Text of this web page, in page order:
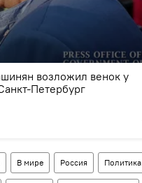
возложил венок у
Петербург
В мире Россия Политика